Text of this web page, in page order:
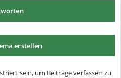
erstellen
sein, um Beiträge verfassen zu